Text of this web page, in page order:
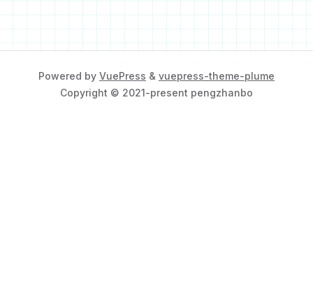
Powered by VuePress & vuepress-theme-plume
Copyright © 2021-present pengzhanbo